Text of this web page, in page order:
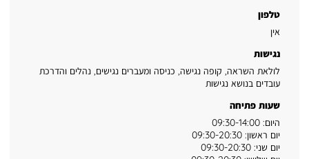
טלפון
אין
נגישות
לולאת השראה, קופה נגישה, כניסה ומעברים נגישים, נהלים והדרכת
עובדים בנושא נגישות
שעות פתיחה
היום: 09:30-14:00
יום ראשון: 09:30-20:30
יום שני: 09:30-20:30